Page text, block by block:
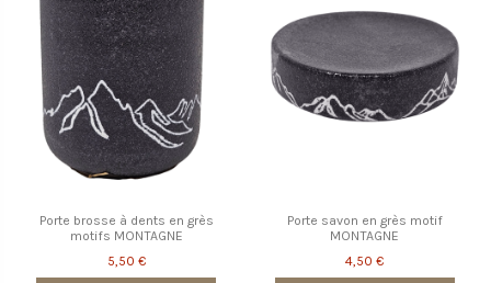
Porte brosse à dents en grès
motifs MONTAGNE
5,50 €
Porte savon en grès motif
MONTAGNE
4,50 €